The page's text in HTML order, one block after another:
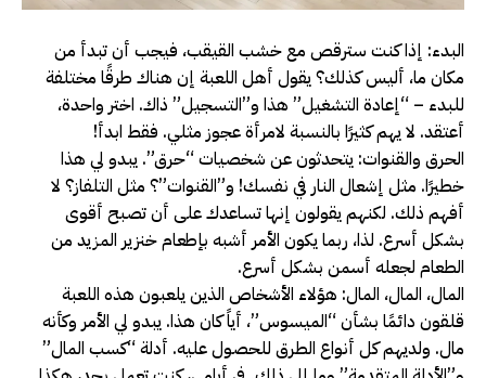
البدء: إذا كنت سترقص مع خشب القيقب، فيجب أن تبدأ من
مكان ما، أليس كذلك؟ يقول أهل اللعبة إن هناك طرقًا مختلفة
للبدء – “إعادة التشغيل” هذا و”التسجيل” ذاك. اختر واحدة،
أعتقد. لا يهم كثيرًا بالنسبة لامرأة عجوز مثلي. فقط ابدأ!
الحرق والقنوات: يتحدثون عن شخصيات “حرق”. يبدو لي هذا
خطيرًا. مثل إشعال النار في نفسك! و”القنوات”؟ مثل التلفاز؟ لا
أفهم ذلك. لكنهم يقولون إنها تساعدك على أن تصبح أقوى
بشكل أسرع. لذا، ربما يكون الأمر أشبه بإطعام خنزير المزيد من
الطعام لجعله أسمن بشكل أسرع.
المال، المال، المال: هؤلاء الأشخاص الذين يلعبون هذه اللعبة
قلقون دائمًا بشأن “الميسوس”، أياً كان هذا. يبدو لي الأمر وكأنه
مال. ولديهم كل أنواع الطرق للحصول عليه. أدلة “كسب المال”